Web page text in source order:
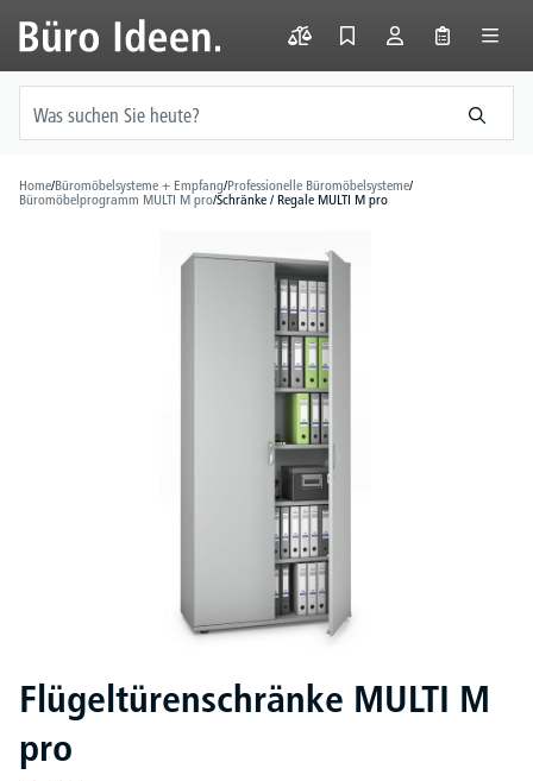
springen
Home/Büromöbelsysteme + Empfang/Professionelle Büromöbelsysteme/
Büromöbelprogramm MULTI M pro/Schränke / Regale MULTI M pro
Flügeltürenschränke MULTI M
pro